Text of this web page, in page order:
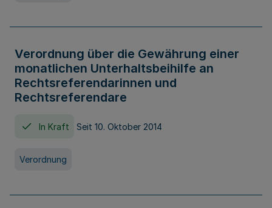
Verordnung über die Gewährung einer
monatlichen Unterhaltsbeihilfe an
Rechtsreferendarinnen und
Rechtsreferendare
In Kraft Seit 10. Oktober 2014
Verordnung